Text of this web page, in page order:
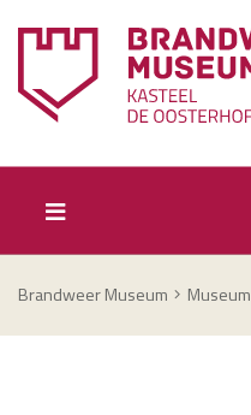
Brandweer Museum Museum